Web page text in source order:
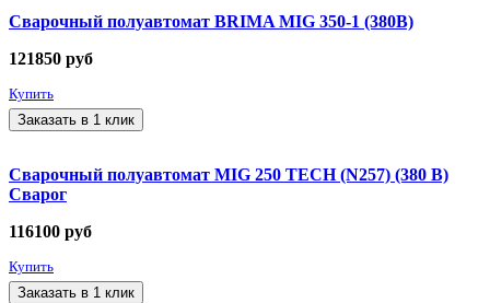
Сварочный полуавтомат BRIMA MIG 350-1 (380В)
121850 руб
Купить
Заказать в 1 клик
Сварочный полуавтомат MIG 250 TECH (N257) (380 В)
Сварог
116100 руб
Купить
Заказать в 1 клик